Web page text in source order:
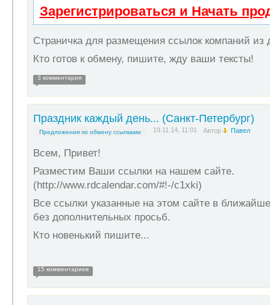
Зарегистрироваться и Начать
Страничка для размещения ссылок компаний из
Кто готов к обмену, пишите, жду ваши тексты!
3 комментария
Праздник каждый день... (Санкт-Петербург)
Предложения по обмену ссылками 19.11.14, 11:01 Автор Павел
Всем, Привет!
Разместим Ваши ссылки на нашем сайте.
(http://www.rdcalendar.com/#!-/c1xki)
Все ссылки указанные на этом сайте в
без дополнительных просьб.
Кто новенький пишите...
15 комментариев